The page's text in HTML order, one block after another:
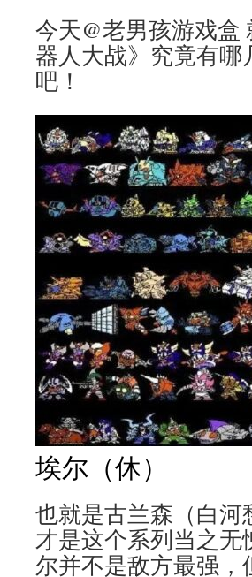
今天@老男孩游戏盒
器人大战》究竟有哪
吧！
埃尔（休）
也就是古兰森（白河
才是这个系列当之
尔并不是敌方最强